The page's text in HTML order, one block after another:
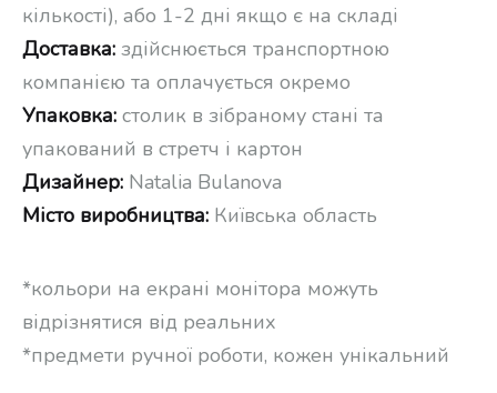
кількості), або 1-2 дні якщо є на складі
Доставка: здійснюється транспортною
компанією та оплачується окремо
Упаковка: столик в зібраному стані та
упакований в стретч і картон
Дизайнер: Natalia Bulanova
Місто виробництва: Київська область
*кольори на екрані монітора можуть
відрізнятися від реальних
*предмети ручної роботи, кожен унікальний